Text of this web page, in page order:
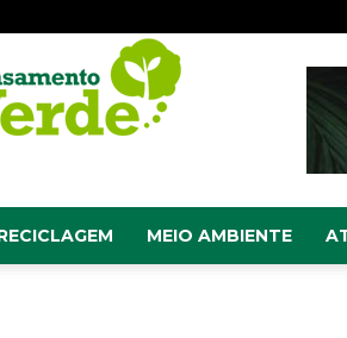
MEIO AMBIENTE